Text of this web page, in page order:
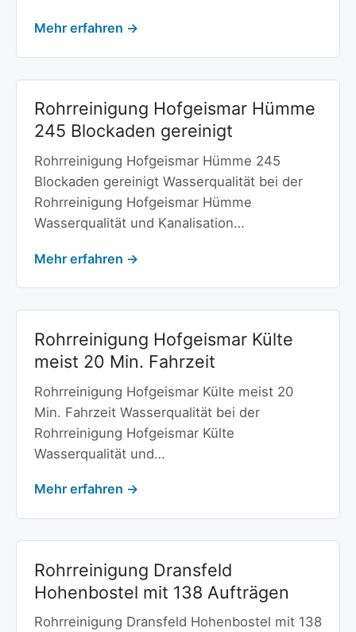
Mehr erfahren →
Rohrreinigung Hofgeismar Hümme
245 Blockaden gereinigt
Rohrreinigung Hofgeismar Hümme 245
Blockaden gereinigt Wasserqualität bei der
Rohrreinigung Hofgeismar Hümme
Wasserqualität und Kanalisation…
Mehr erfahren →
Rohrreinigung Hofgeismar Külte
meist 20 Min. Fahrzeit
Rohrreinigung Hofgeismar Külte meist 20
Min. Fahrzeit Wasserqualität bei der
Rohrreinigung Hofgeismar Külte
Wasserqualität und…
Mehr erfahren →
Rohrreinigung Dransfeld
Hohenbostel mit 138 Aufträgen
Rohrreinigung Dransfeld Hohenbostel mit 138